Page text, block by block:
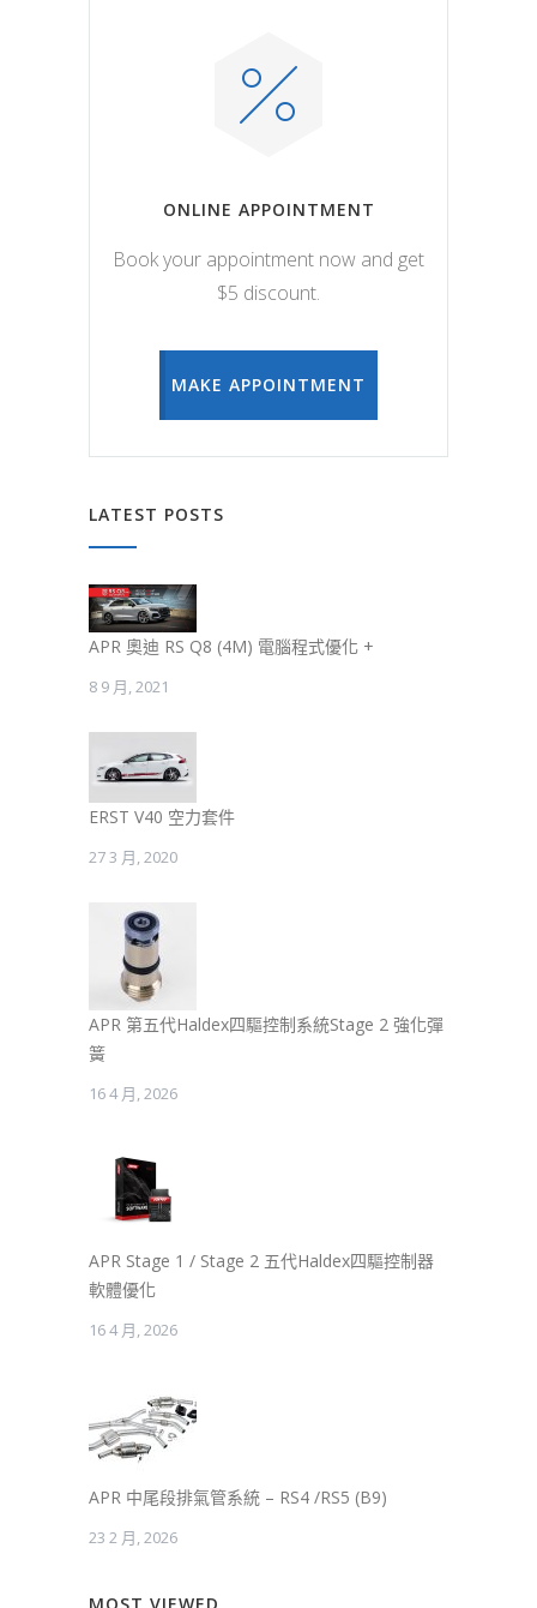
ONLINE APPOINTMENT
Book your appointment now and get
$5 discount.
MAKE APPOINTMENT
LATEST POSTS
APR 奧迪 RS Q8 (4M) 電腦程式優化 +
8 9 月, 2021
ERST V40 空力套件
27 3 月, 2020
APR 第五代Haldex四驅控制系統Stage 2 強化彈
簧
16 4 月, 2026
APR Stage 1 / Stage 2 五代Haldex四驅控制器
軟體優化
16 4 月, 2026
APR 中尾段排氣管系統 – RS4 /RS5 (B9)
23 2 月, 2026